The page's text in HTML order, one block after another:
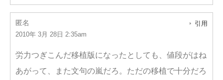
匿名
2010年 3月 28日 2:35am
引用
労力つぎこんだ移植版になったとしても、値段がはね
あがって、また文句の嵐だろ。ただの移植で十分だろ